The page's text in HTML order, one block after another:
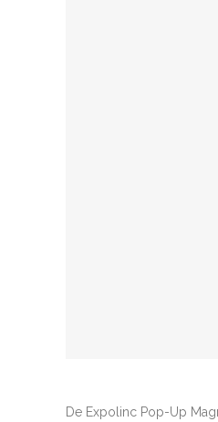
De Expolinc Pop-Up